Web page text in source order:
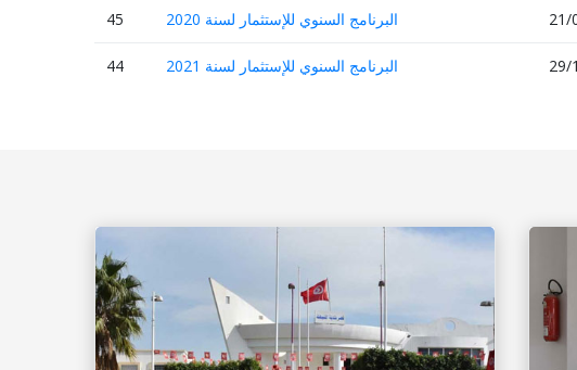
45 البرنامج السنوي للإستثمار لسنة 2020 21/
44 البرنامج السنوي للإستثمار لسنة 2021 29/